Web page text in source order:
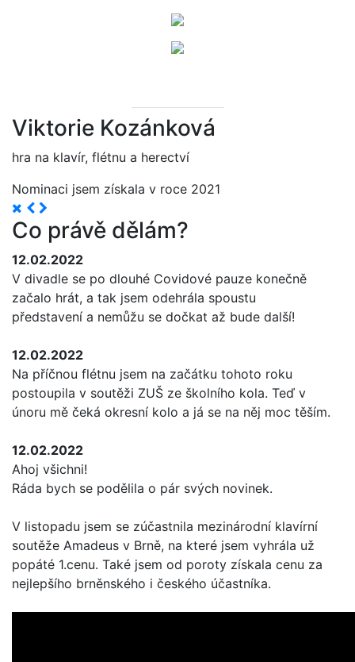
Viktorie Kozánková
hra na klavír, flétnu a herectví
Nominaci jsem získala v roce 2021
Co právě dělám?
12.02.2022
V divadle se po dlouhé Covidové pauze konečně
začalo hrát, a tak jsem odehrála spoustu
představení a nemůžu se dočkat až bude další!
12.02.2022
Na příčnou flétnu jsem na začátku tohoto roku
postoupila v soutěži ZUŠ ze školního kola. Teď v
únoru mě čeká okresní kolo a já se na něj moc těším.
12.02.2022
Ahoj všichni!
Ráda bych se podělila o pár svých novinek.
V listopadu jsem se zúčastnila mezinárodní klavírní
soutěže Amadeus v Brně, na které jsem vyhrála už
popáté 1.cenu. Také jsem od poroty získala cenu za
nejlepšího brněnského i českého účastníka.